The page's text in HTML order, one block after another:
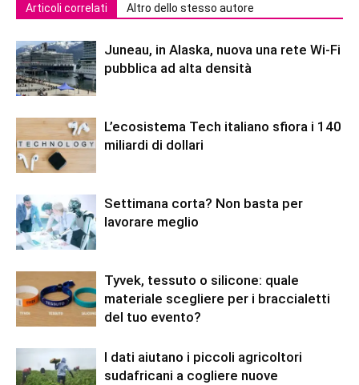
Articoli correlati Altro dello stesso autore
Juneau, in Alaska, nuova una rete Wi-Fi
pubblica ad alta densità
L’ecosistema Tech italiano sfiora i 140
miliardi di dollari
Settimana corta? Non basta per
lavorare meglio
Tyvek, tessuto o silicone: quale
materiale scegliere per i braccialetti
del tuo evento?
I dati aiutano i piccoli agricoltori
sudafricani a cogliere nuove